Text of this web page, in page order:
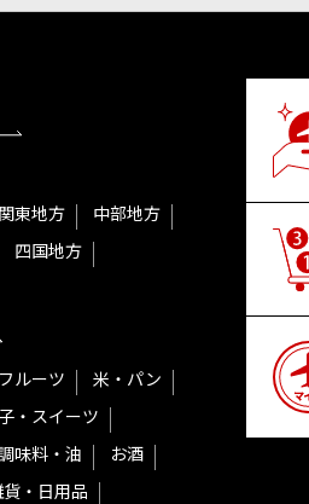
関東地方
中部地方
四国地方
ルーツ
米・パン
・スイーツ
味料・油
お酒
貨・日用品